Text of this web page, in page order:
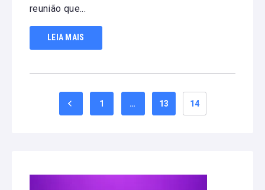
reunião que...
LEIA MAIS
Paginação
1 … 13 14